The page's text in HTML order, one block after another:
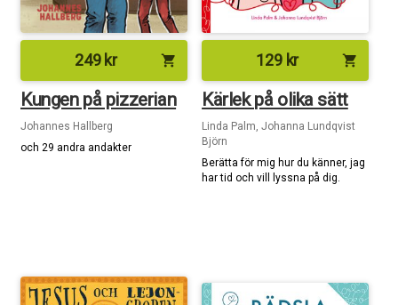
249 kr shopping_cart
Kungen på pizzerian
Johannes Hallberg
och 29 andra andakter
129 kr shopping_cart
Kärlek på olika sätt
Linda Palm, Johanna Lundqvist
Björn
Berätta för mig hur du känner, jag
har tid och vill lyssna på dig.